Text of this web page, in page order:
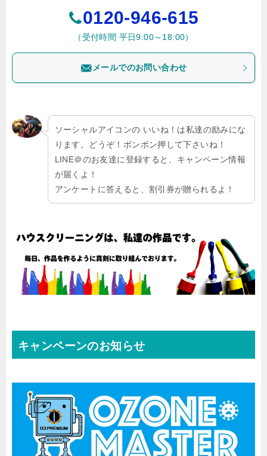
0120-946-615
（受付時間 平日9:00～18:00）
メールでのお問い合わせ
ソーシャルアイコンの いいね！は私達の励みにな
ります。どうぞ！ボンボン押して下さいね！
LINE＠のお友達に登録すると、キャンペーン情報
が届くよ！
アンケートに答えると、割引券が贈られるよ！
キャンペーンのお知らせ